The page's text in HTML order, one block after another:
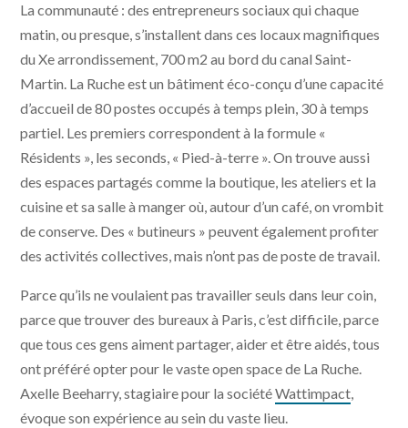
La communauté : des entrepreneurs sociaux qui chaque
matin, ou presque, s’installent dans ces locaux magnifiques
du Xe arrondissement, 700 m2 au bord du canal Saint-
Martin. La Ruche est un bâtiment éco-conçu d’une capacité
d’accueil de 80 postes occupés à temps plein, 30 à temps
partiel. Les premiers correspondent à la formule «
Résidents », les seconds, « Pied-à-terre ». On trouve aussi
des espaces partagés comme la boutique, les ateliers et la
cuisine et sa salle à manger où, autour d’un café, on vrombit
de conserve. Des « butineurs » peuvent également profiter
des activités collectives, mais n’ont pas de poste de travail.
Parce qu’ils ne voulaient pas travailler seuls dans leur coin,
parce que trouver des bureaux à Paris, c’est difficile, parce
que tous ces gens aiment partager, aider et être aidés, tous
ont préféré opter pour le vaste open space de La Ruche.
Axelle Beeharry, stagiaire pour la sociétéWattimpact,
évoque son expérience au sein du vaste lieu.